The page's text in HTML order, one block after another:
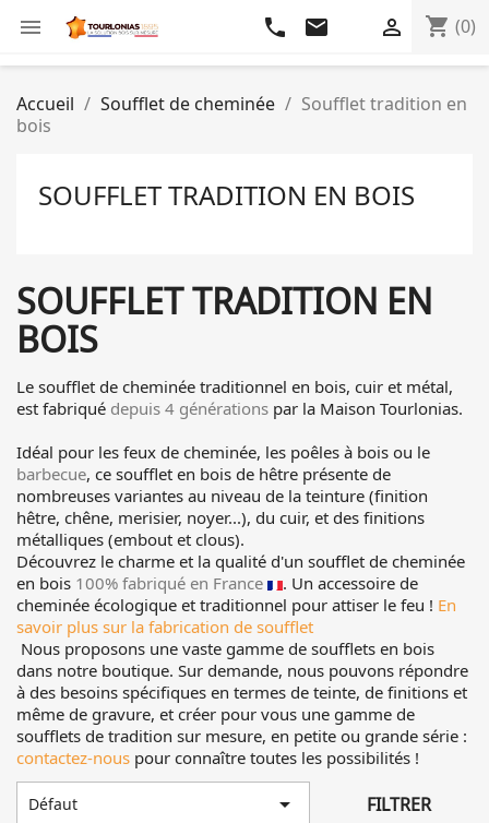
 shopping_cart (0)

phone email
Accueil Soufflet de cheminée
Soufflet tradition en
bois
SOUFFLET TRADITION EN BOIS
SOUFFLET TRADITION EN
BOIS
Le soufflet de cheminée traditionnel en bois, cuir et métal,
est fabriqué depuis 4 générations par la Maison Tourlonias.
Idéal pour les feux de cheminée, les poêles à bois ou le
barbecue, ce soufflet en bois de hêtre présente de
nombreuses variantes au niveau de la teinture (finition
hêtre, chêne, merisier, noyer...), du cuir, et des finitions
métalliques (embout et clous).
Découvrez le charme et la qualité d'un soufflet de cheminée
en bois 100% fabriqué en France
. Un accessoire de
cheminée écologique et traditionnel pour attiser le feu ! En
savoir plus sur la fabrication de soufflet
Nous proposons une vaste gamme de soufflets en bois
dans notre boutique. Sur demande, nous pouvons répondre
à des besoins spécifiques en termes de teinte, de finitions et
même de gravure, et créer pour vous une gamme de
soufflets de tradition sur mesure, en petite ou grande série :
contactez-nous pour connaître toutes les possibilités !
Défaut  FILTRER